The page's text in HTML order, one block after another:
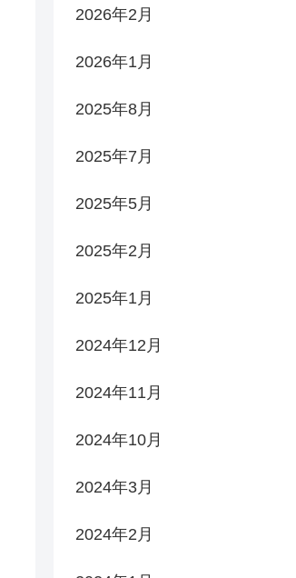
2026年2月
2026年1月
2025年8月
2025年7月
2025年5月
2025年2月
2025年1月
2024年12月
2024年11月
2024年10月
2024年3月
2024年2月